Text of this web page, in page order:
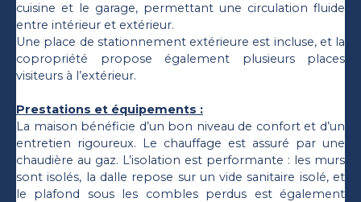
cuisine et le garage, permettant une circulation fluide
entre intérieur et extérieur.
Une place de stationnement extérieure est incluse, et la
copropriété propose également plusieurs places
visiteurs à l’extérieur.
Prestations et équipements :
La maison bénéficie d’un bon niveau de confort et d’un
entretien rigoureux. Le chauffage est assuré par une
chaudière au gaz. L’isolation est performante : les murs
sont isolés, la dalle repose sur un vide sanitaire isolé, et
le plafond sous les combles perdus est également